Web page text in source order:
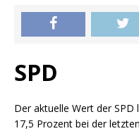
SPD
Der aktuelle Wert der
17,5 Prozent bei der